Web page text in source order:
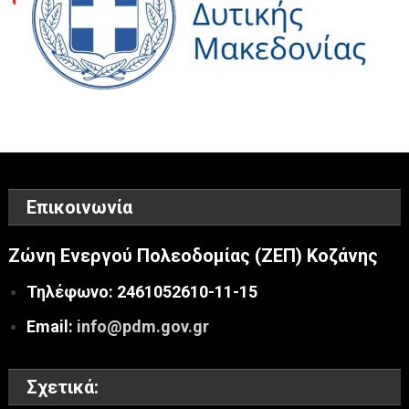
Επικοινωνία
Ζώνη Ενεργού Πολεοδομίας (ΖΕΠ) Κοζάνης
Τηλέφωνο: 2461052610-11-15
Email: info@pdm.gov.gr
Σχετικά: